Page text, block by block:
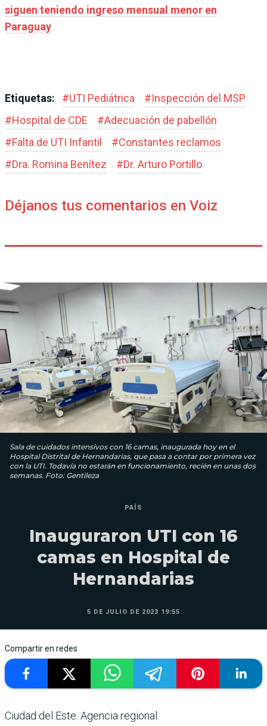
siguen teniendo ingreso mensual menor en
Paraguay
Etiquetas: #UTI Pediátrica #Inspección del MSP
#Hospital de CDE #Adecuación de pabellón
#Falta de UTI Infantil #Constantes reclamos
#Dra. Romina Benítez #Dr. Arturo Portillo
Déjanos tus comentarios en Voiz
Sala de cuidados intensivos con 16 camas, inaugurada hoy en el
Hospital Distrital de Hernandarias, que pasa a contar por primera vez
con la UTI. Todavía no estarán en funcionamiento, recién en unas dos
semanas. Foto: Gentileza
PAÍS
Inauguraron UTI con 16
camas en Hospital de
Hernandarias
5 DE JULIO DE 2023 19:55
Compartir en redes
Ciudad del Este. Agencia regional.